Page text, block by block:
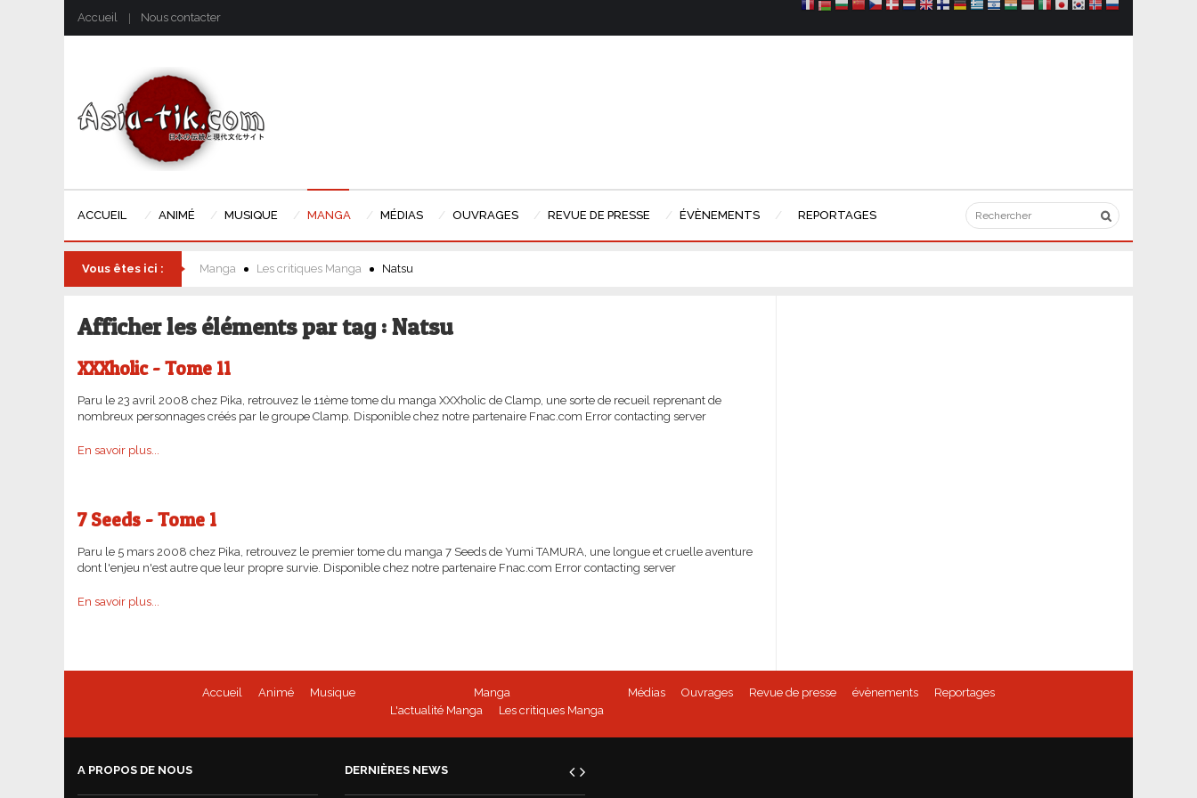
Accueil Nous contacter
ACCUEIL ANIMÉ MUSIQUE MANGA MÉDIAS OUVRAGES REVUE DE PRESSE ÉVÈNEMENTS REPORTAGES
Vous êtes ici : Manga Les critiques Manga Natsu
Afficher les éléments par tag : Natsu
XXXholic - Tome 11
Paru le 23 avril 2008 chez Pika, retrouvez le 11ème tome du manga XXXholic de Clamp, une sorte de recueil reprenant de
nombreux personnages créés par le groupe Clamp. Disponible chez notre partenaire Fnac.com Error contacting server
En savoir plus...
7 Seeds - Tome 1
Paru le 5 mars 2008 chez Pika, retrouvez le premier tome du manga 7 Seeds de Yumi TAMURA, une longue et cruelle aventure
dont l'enjeu n'est autre que leur propre survie. Disponible chez notre partenaire Fnac.com Error contacting server
En savoir plus...
Accueil Animé Musique
Manga
L'actualité Manga
Les critiques Manga
Médias Ouvrages Revue de presse évènements Reportages
A PROPOS DE NOUS DERNIÈRES NEWS